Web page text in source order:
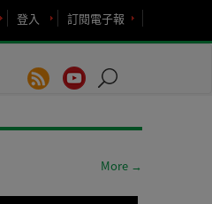
訂閱電子報
登入
More →